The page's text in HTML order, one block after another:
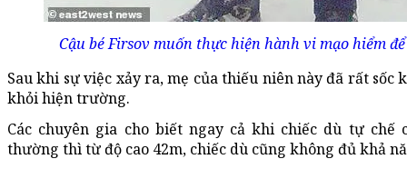
Cậu bé Firsov muốn thực hiện hành vi mạo hiểm
Sau khi sự việc xảy ra, mẹ của thiếu niên này đã rất
khỏi hiện trường.
Các chuyên gia cho biết ngay cả khi chiếc dù tự chế
thường thì từ độ cao 42m, chiếc dù cũng không đủ khả